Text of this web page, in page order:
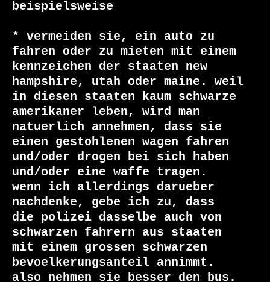
beispielsweise
* vermeiden sie, ein auto zu
fahren oder zu mieten mit einem
kennzeichen der staaten new
hampshire, utah oder maine. weil
in diesen staaten kaum schwarze
amerikaner leben, wird man
natuerlich annehmen, dass sie
einen gestohlenen wagen fahren
und/oder drogen bei sich haben
und/oder eine waffe tragen.
wenn ich allerdings darueber
nachdenke, gebe ich zu, dass
die polizei dasselbe auch von
schwarzen fahrern aus staaten
mit einem grossen schwarzen
bevoelkerungsanteil annimmt.
also nehmen sie besser den bus.